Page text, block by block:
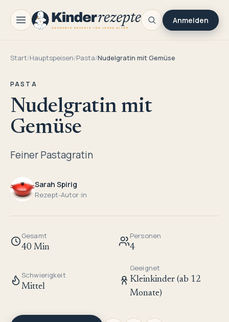
Anmelden
Start/Hauptspeisen/Pasta/Nudelgratin mit Gemüse
PASTA
Nudelgratin mit
Gemüse
Feiner Pastagratin
Sarah Spirig
Rezept-Autor:in
Gesamt
40 Min
Personen
4
Schwierigkeit
Mittel
Geeignet
Kleinkinder (ab 12
Monate)